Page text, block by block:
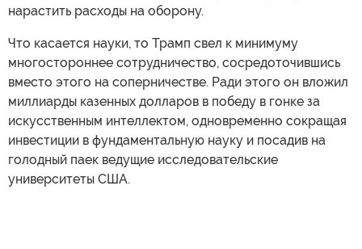
нарастить расходы на оборону.
Что касается науки, то Трамп свел к минимуму
многостороннее сотрудничество, сосредоточившись
вместо этого на соперничестве. Ради этого он вложил
миллиарды казенных долларов в победу в гонке за
искусственным интеллектом, одновременно сокращая
инвестиции в фундаментальную науку и посадив на
голодный паек ведущие исследовательские
университеты США.